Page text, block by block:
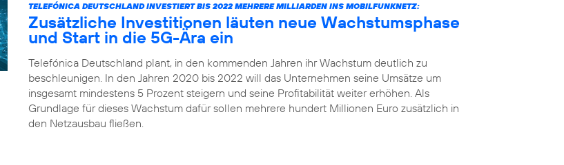
TELEFÓNICA DEUTSCHLAND INVESTIERT BIS 2022 MEHRERE MILLIARDEN INS MOBILFUNKNETZ:
Zusätzliche Investitionen läuten neue Wachstumsphase
und Start in die 5G-Ära ein
Telefónica Deutschland plant, in den kommenden Jahren ihr Wachstum deutlich zu
beschleunigen. In den Jahren 2020 bis 2022 will das Unternehmen seine Umsätze um
insgesamt mindestens 5 Prozent steigern und seine Profitabilität weiter erhöhen. Als
Grundlage für dieses Wachstum dafür sollen mehrere hundert Millionen Euro zusätzlich in
den Netzausbau fließen.